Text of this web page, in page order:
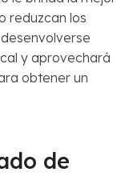
reduzcan los
y aprovechará
obtener un
de